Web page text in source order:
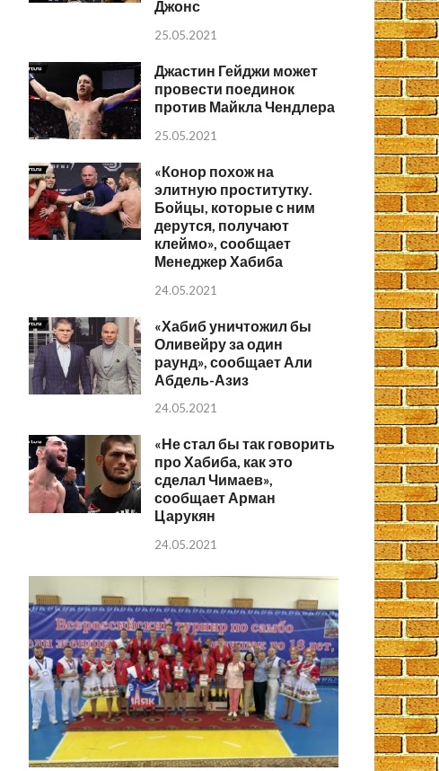
Джонс
25.05.2021
Джастин Гейджи может
провести поединок
против Майкла Чендлера
25.05.2021
«Конор похож на
элитную проститутку.
Бойцы, которые с ним
дерутся, получают
клеймо», сообщает
Менеджер Хабиба
24.05.2021
«Хабиб уничтожил бы
Оливейру за один
раунд», сообщает Али
Абдель-Азиз
24.05.2021
«Не стал бы так говорить
про Хабиба, как это
сделал Чимаев»,
сообщает Арман
Царукян
24.05.2021